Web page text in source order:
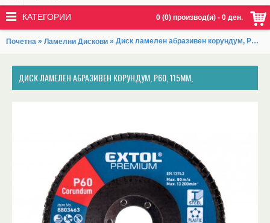
0 (0) производ(и) - 0 ден.
КАТЕГОРИИ
Почетна » Ламелни Дискови » Диск ламелен абразивен корундум, P60, 115mm,
ДИСК ЛАМЕЛЕН АБРАЗИВЕН КОРУНДУМ, P60, 115MM,